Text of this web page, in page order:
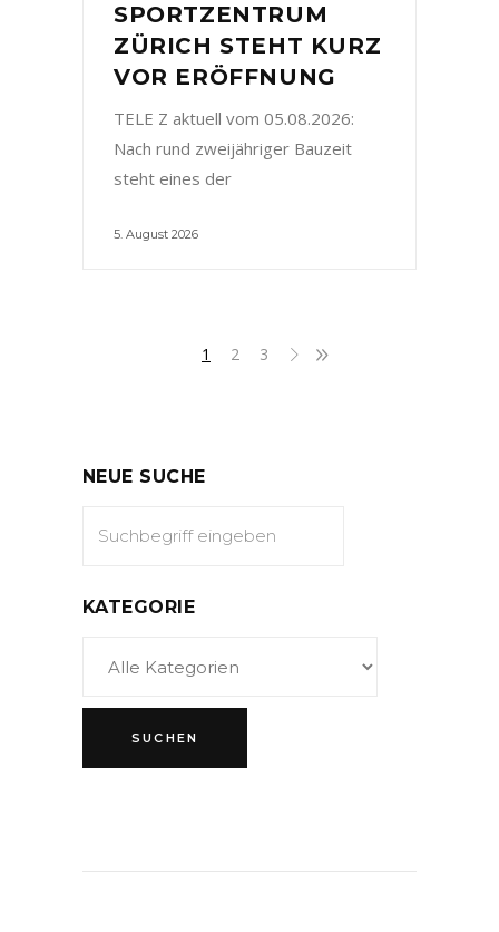
SPORTZENTRUM
ZÜRICH STEHT KURZ
VOR ERÖFFNUNG
TELE Z aktuell vom 05.08.2026:
Nach rund zweijähriger Bauzeit
steht eines der
5. August 2026
1 2 3
NEUE SUCHE
KATEGORIE